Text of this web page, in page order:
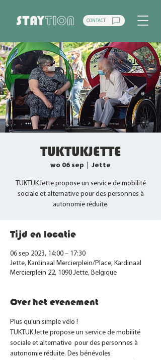
CONTACT
TUKTUKJETTE
wo 06 sep Jette
TUKTUKJette propose un service de mobilité
sociale et alternative pour des personnes à
autonomie réduite.
Tijd en locatie
06 sep 2023, 14:00 – 17:30
Jette, Kardinaal Mercierplein/Place, Kardinaal
Mercierplein 22, 1090 Jette, Belgique
Over het evenement
Plus qu’un simple vélo !
TUKTUKJette propose un service de mobilité
sociale et alternative  pour des personnes à
autonomie réduite. Des bénévoles